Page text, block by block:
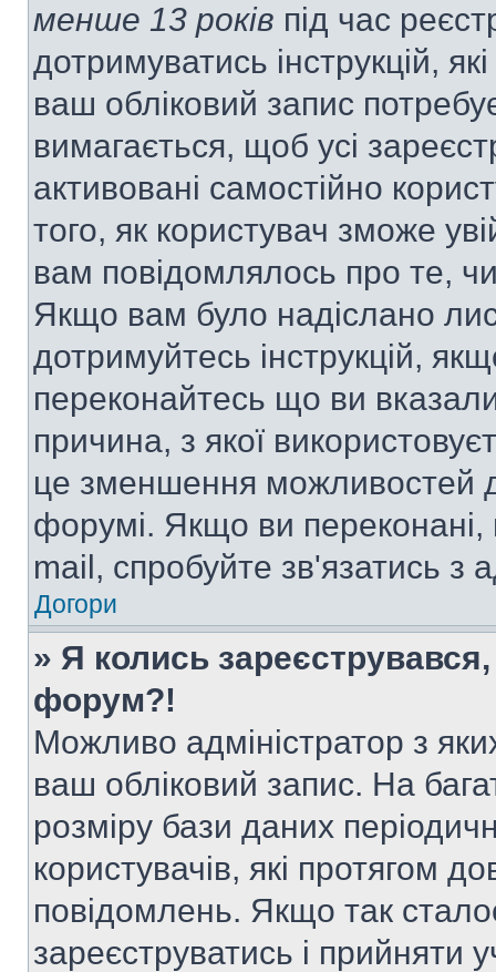
менше 13 років під час
дотримуватись інструкцій,
ваш обліковий запис
вимагається, щоб усі
активовані самостійно
того, як користувач зможе
вам повідомлялось про те,
Якщо вам було надіслано
дотримуйтесь інструкцій,
переконайтесь що ви
причина, з якої
це зменшення можливостей
форумі. Якщо ви
mail, спробуйте зв'язатись з
Догори
» Я колись
форум?!
Можливо адміністратор з
ваш обліковий запис. На
розміру бази даних
користувачів, які протягом
повідомлень. Якщо так
зареєструватись і прийняти